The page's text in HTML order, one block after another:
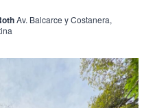
Av. Balcarce y Costanera,